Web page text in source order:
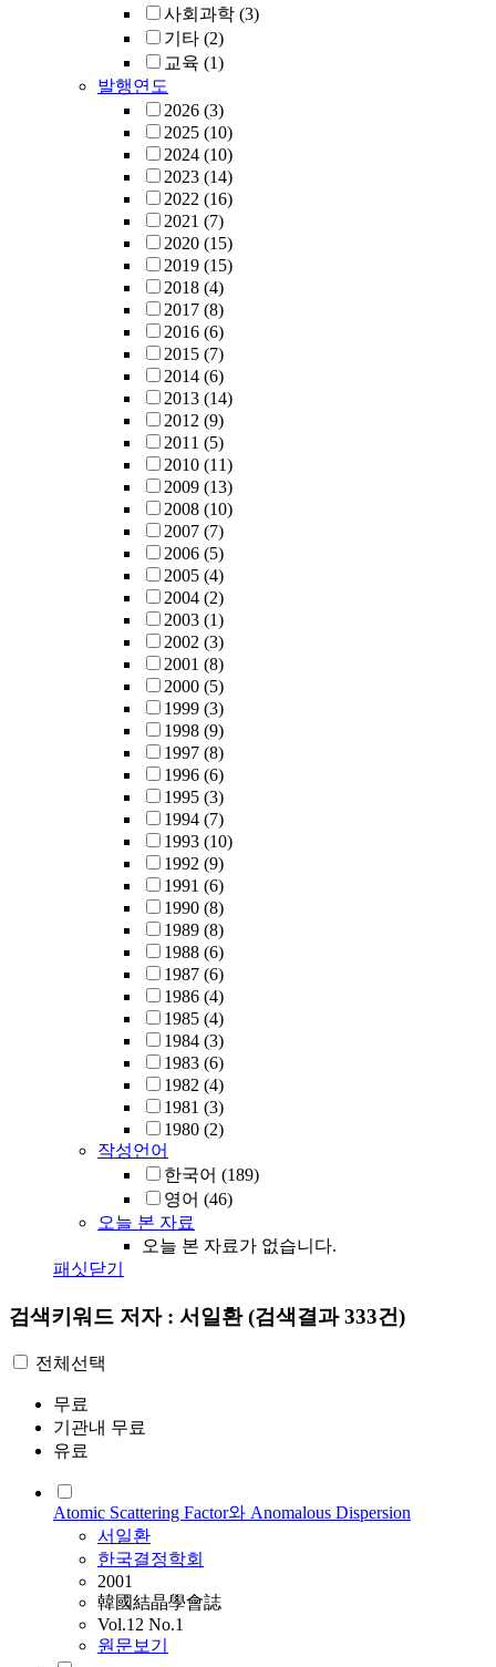
사회과학 (3)
기타 (2)
교육 (1)
발행연도
2026 (3)
2025 (10)
2024 (10)
2023 (14)
2022 (16)
2021 (7)
2020 (15)
2019 (15)
2018 (4)
2017 (8)
2016 (6)
2015 (7)
2014 (6)
2013 (14)
2012 (9)
2011 (5)
2010 (11)
2009 (13)
2008 (10)
2007 (7)
2006 (5)
2005 (4)
2004 (2)
2003 (1)
2002 (3)
2001 (8)
2000 (5)
1999 (3)
1998 (9)
1997 (8)
1996 (6)
1995 (3)
1994 (7)
1993 (10)
1992 (9)
1991 (6)
1990 (8)
1989 (8)
1988 (6)
1987 (6)
1986 (4)
1985 (4)
1984 (3)
1983 (6)
1982 (4)
1981 (3)
1980 (2)
작성언어
한국어 (189)
영어 (46)
오늘 본 자료
오늘 본 자료가 없습니다.
패싯닫기
검색키워드 저자 : 서일환(검색결과 333건)
전체선택
무료
기관내 무료
유료
Atomic Scattering Factor와 Anomalous Dispersion
서일환
한국결정학회
2001
韓國結晶學會誌
Vol.12 No.1
원문보기